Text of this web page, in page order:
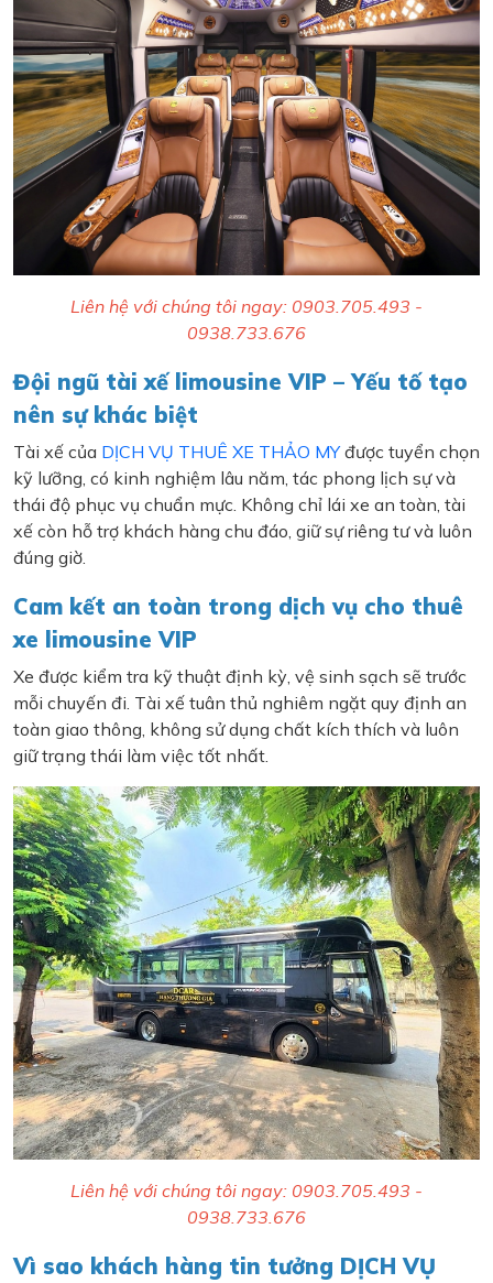
Liên hệ với chúng tôi ngay: 0903.705.493 -
0938.733.676
Đội ngũ tài xế limousine VIP – Yếu tố tạo
nên sự khác biệt
Tài xế của DỊCH VỤ THUÊ XE THẢO MYđược tuyển chọn
kỹ lưỡng, có kinh nghiệm lâu năm, tác phong lịch sự và
thái độ phục vụ chuẩn mực. Không chỉ lái xe an toàn, tài
xế còn hỗ trợ khách hàng chu đáo, giữ sự riêng tư và luôn
đúng giờ.
Cam kết an toàn trong dịch vụ cho thuê
xe limousine VIP
Xe được kiểm tra kỹ thuật định kỳ, vệ sinh sạch sẽ trước
mỗi chuyến đi. Tài xế tuân thủ nghiêm ngặt quy định an
toàn giao thông, không sử dụng chất kích thích và luôn
giữ trạng thái làm việc tốt nhất.
Liên hệ với chúng tôi ngay: 0903.705.493 -
0938.733.676
Vì sao khách hàng tin tưởng DỊCH VỤ